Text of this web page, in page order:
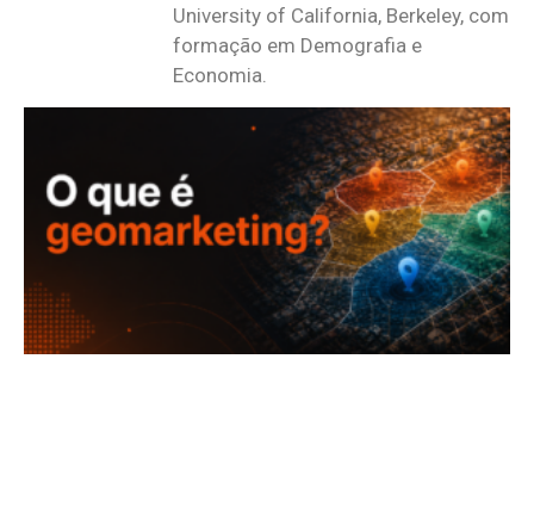
University of California, Berkeley, com
formação em Demografia e
Economia.